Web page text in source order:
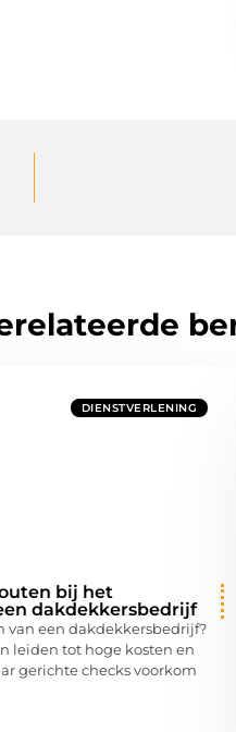
DIENSTVERLENING
bij het
dakdekkersbedrijf
van een dakdekkersbedrijf?
leiden tot hoge kosten en
gerichte checks voorkom